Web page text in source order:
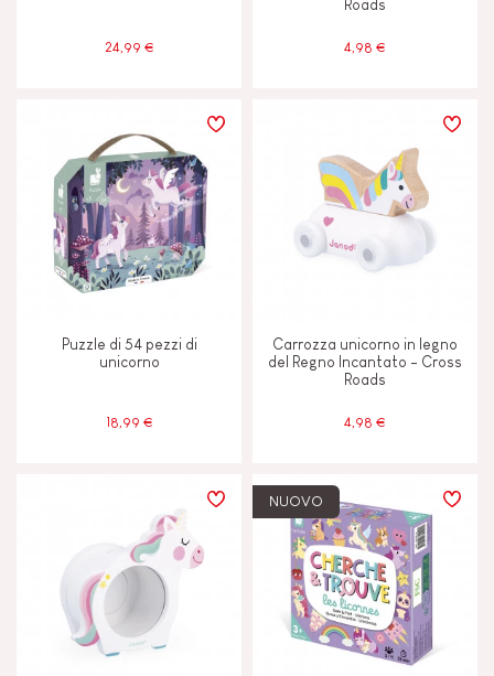
Memorizzare e assimilare
Scambiare e condividere
Colori ad Acqua
Inchiostro vegetale
Magnetico
24,99 €
Roads
4,98 €
Puzzle di 54 pezzi di
unicorno
18,99 €
Carrozza unicorno in legno
del Regno Incantato - Cross
Roads
4,98 €
NUOVO